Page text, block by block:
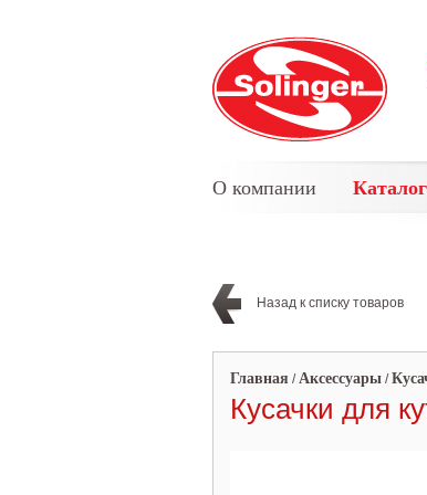
О компании Каталог
Назад к списку товаров
Главная /Аксессуары /
Кусачки для